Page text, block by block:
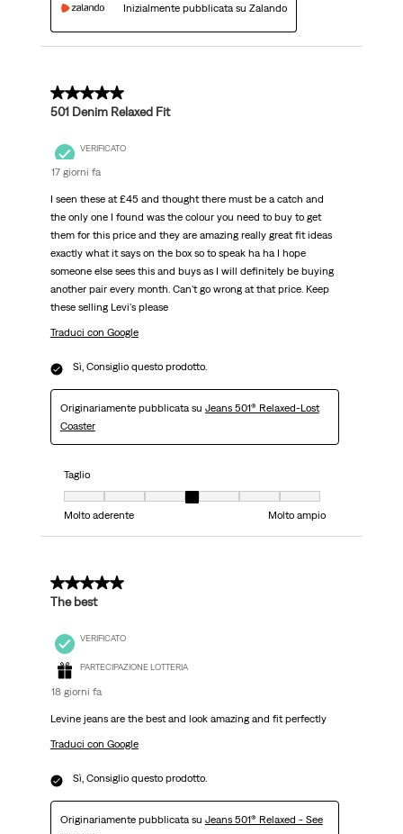
Inizialmente pubblicata su Zalando
5 su 5 stelle.
501 Denim Relaxed Fit
VERIFICATO
17 giorni fa
I seen these at £45 and thought there must be a catch and
the only one I found was the colour you need to buy to get
them for this price and they are amazing really great fit ideas
exactly what it says on the box so to speak ha ha I hope
someone else sees this and buys as I will definitely be buying
another pair every month. Can't go wrong at that price. Keep
these selling Levi's please
Traduci con Google
Sì, Consiglio questo prodotto.
Originariamente pubblicata su Jeans 501® Relaxed-Lost
Coaster
Taglio
Molto aderente
Molto ampio
5 su 5 stelle.
The best
VERIFICATO
PARTECIPAZIONE LOTTERIA
18 giorni fa
Levine jeans are the best and look amazing and fit perfectly
Traduci con Google
Sì, Consiglio questo prodotto.
Originariamente pubblicata su Jeans 501® Relaxed - See